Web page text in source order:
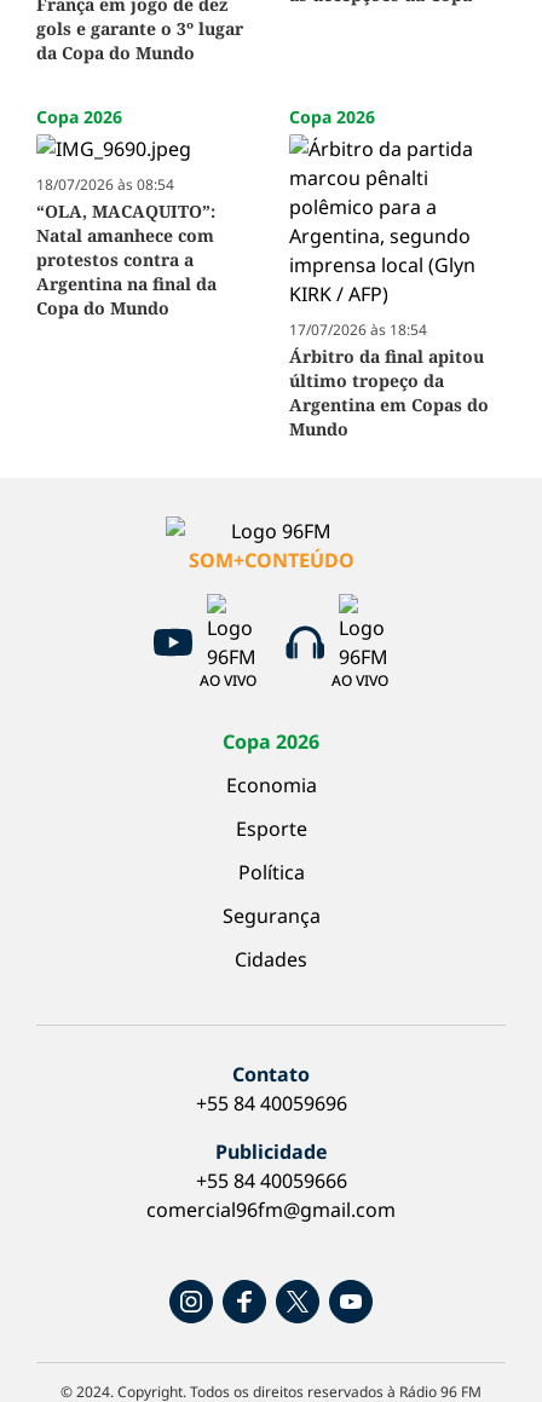
gols e garante o 3º lugar
da Copa do Mundo
Copa 2026
18/07/2026 às 08:54
“OLA, MACAQUITO”:
Natal amanhece com
protestos contra a
Argentina na final da
Copa do Mundo
Copa 2026
17/07/2026 às 18:54
Árbitro da final apitou
último tropeço da
Argentina em Copas do
Mundo
SOM+CONTEÚDO
AO VIVO AO VIVO
Copa 2026
Economia
Esporte
Política
Segurança
Cidades
Contato
+55 84 40059696
Publicidade
+55 84 40059666
comercial96fm@gmail.com
© 2024. Copyright. Todos os direitos reservados à Rádio 96 FM